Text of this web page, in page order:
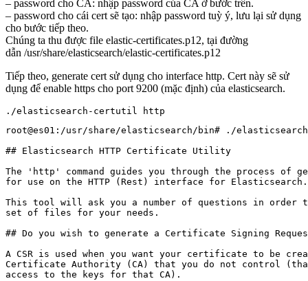
– password cho CA: nhập password của CA ở bước trên.
– password cho cái cert sẽ tạo: nhập password tuỳ ý, lưu lại sử dụng
cho bước tiếp theo.
Chúng ta thu được file elastic-certificates.p12, tại đường
dẫn /usr/share/elasticsearch/elastic-certificates.p12
Tiếp theo, generate cert sử dụng cho interface http. Cert này sẽ sử
dụng để enable https cho port 9200 (mặc định) của elasticsearch.
./elasticsearch-certutil http
root@es01:/usr/share/elasticsearch/bin# ./
## Elasticsearch HTTP Certificate Utility
The 'http' command guides you through the process of
for use on the HTTP (Rest) interface for Elasticsearch.
This tool will ask you a number of questions in order
set of files for your needs.
## Do you wish to generate a Certificate Signing
A CSR is used when you want your certificate to be
Certificate Authority (CA) that you do not control
access to the keys for that CA).